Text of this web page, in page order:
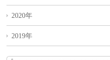
2020年
2019年